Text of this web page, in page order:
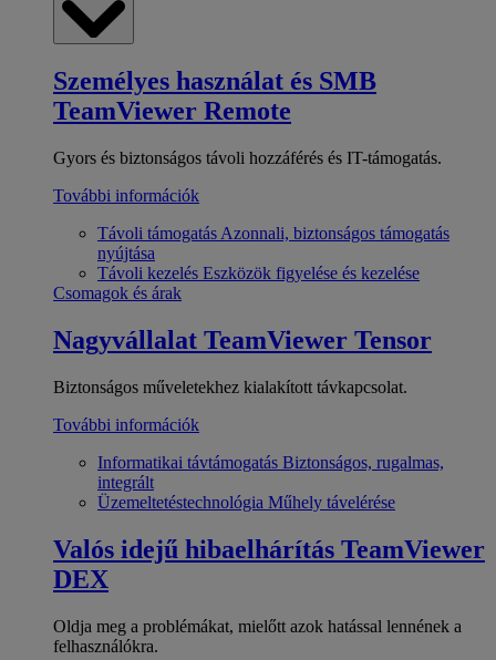
Személyes használat és SMB
TeamViewer Remote
Gyors és biztonságos távoli hozzáférés és IT-támogatás.
További információk
Távoli támogatás Azonnali, biztonságos támogatás
nyújtása
Távoli kezelés Eszközök figyelése és kezelése
Csomagok és árak
Nagyvállalat TeamViewer Tensor
Biztonságos műveletekhez kialakított távkapcsolat.
További információk
Informatikai távtámogatás Biztonságos, rugalmas,
integrált
Üzemeltetéstechnológia Műhely távelérése
Valós idejű hibaelhárítás TeamViewer
DEX
Oldja meg a problémákat, mielőtt azok hatással lennének a
felhasználókra.